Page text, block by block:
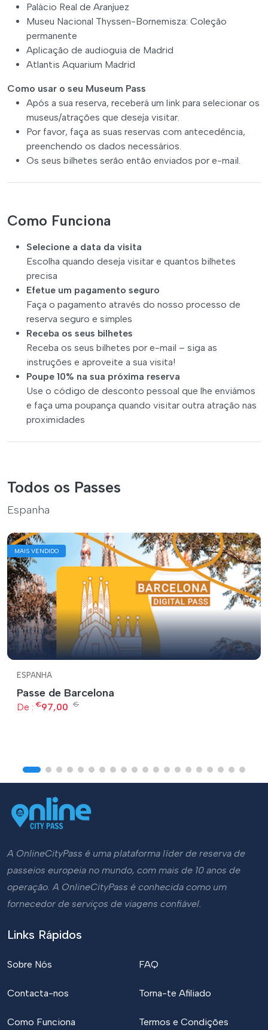
Palácio Real de Aranjuez
Museu Nacional Thyssen-Bornemisza: Coleção
permanente
Aplicação de audioguia de Madrid
Atlantis Aquarium Madrid
Como usar o seu Museum Pass
Após a sua reserva, receberá um link para selecionar os
museus/atrações que deseja visitar.
Por favor, faça as suas reservas com antecedência,
preenchendo os dados necessários.
Os seus bilhetes serão então enviados por e-mail.
Como Funciona
Selecione a data da visita
Escolha quando deseja visitar e quantos bilhetes
precisa
Efetue um pagamento seguro
Faça o pagamento através do nosso processo de
reserva seguro e simples
Receba os seus bilhetes
Receba os seus bilhetes por e-mail – siga as
instruções e aproveite a sua visita!
Poupe 10% na sua próxima reserva
Use o código de desconto pessoal que lhe enviámos
e faça uma poupança quando visitar outra atração nas
proximidades
Todos os Passes
Espanha
MAIS VENDIDO
ESPANHA
Passe de Barcelona
De : €97,00 €
A OnlineCityPass é uma plataforma líder de reserva de
passeios europeia no mundo, com mais de 10 anos de
operação. A OnlineCityPass é conhecida como um
fornecedor de serviços de viagens confiável.
Links Rápidos
Sobre Nós
Contacta-nos
Como Funciona
FAQ
Torna-te Afiliado
Termos e Condições